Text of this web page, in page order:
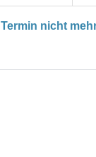
nicht